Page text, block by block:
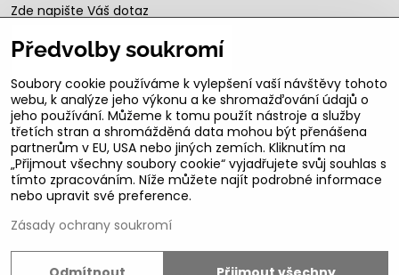
Zde napište Váš dotaz
Odeslat
B2b podmínky pro registrované partnery
Předvolby soukromí
Soubory cookie používáme k vylepšení vaší návštěvy tohoto
webu, k analýze jeho výkonu a ke shromažďování údajů o
jeho používání. Můžeme k tomu použít nástroje a služby
třetích stran a shromážděná data mohou být přenášena
partnerům v EU, USA nebo jiných zemích. Kliknutím na
„Přijmout všechny soubory cookie“ vyjadřujete svůj souhlas s
tímto zpracováním. Níže můžete najít podrobné informace
nebo upravit své preference.
Zásady ochrany soukromí